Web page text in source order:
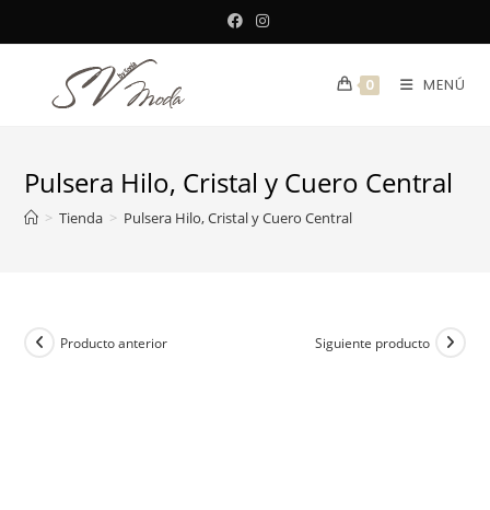
al
0 MENÚ
Pulsera Hilo, Cristal y Cuero Central
> Tienda > Pulsera Hilo, Cristal y Cuero Central
Producto anterior Siguiente producto